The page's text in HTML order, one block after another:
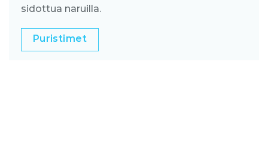
sidottua naruilla.
Puristimet